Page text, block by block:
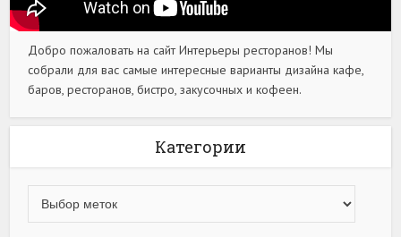
Добро пожаловать на сайт Интерьеры ресторанов! Мы
собрали для вас самые интересные варианты дизайна кафе,
баров, ресторанов, бистро, закусочных и кофеен.
Категории